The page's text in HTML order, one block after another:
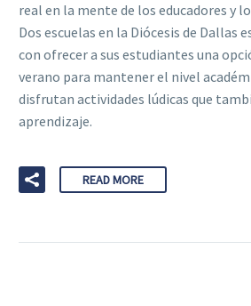
real en la mente de los educadores y
Dos escuelas en la Diócesis de Dallas
con ofrecer a sus estudiantes una
verano para mantener el nivel
disfrutan actividades lúdicas que
aprendizaje.
READ MORE